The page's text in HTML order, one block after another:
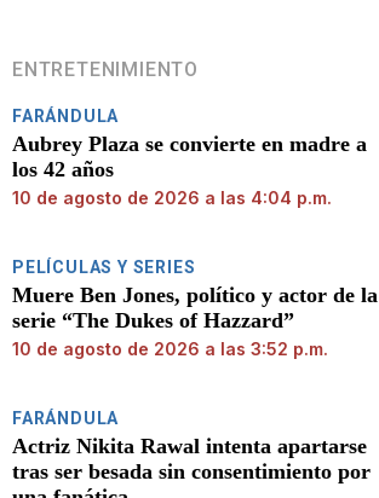
ENTRETENIMIENTO
FARÁNDULA
Aubrey Plaza se convierte en madre a
los 42 años
10 de agosto de 2026 a las 4:04 p.m.
PELÍCULAS Y SERIES
Muere Ben Jones, político y actor de la
serie “The Dukes of Hazzard”
10 de agosto de 2026 a las 3:52 p.m.
FARÁNDULA
Actriz Nikita Rawal intenta apartarse
tras ser besada sin consentimiento por